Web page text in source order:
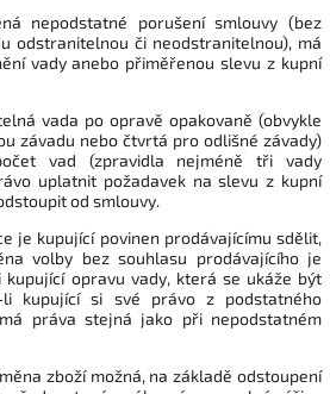
nepodstatné porušení smlouvy (bez
odstranitelnou či neodstranitelnou), má
vady anebo přiměřenou slevu z kupní
vada po opravě opakovaně (obvykle
závadu nebo čtvrtá pro odlišné závady)
vad (zpravidla nejméně tři vady
uplatnit požadavek na slevu z kupní
od smlouvy.
je kupující povinen prodávajícímu sdělit,
volby bez souhlasu prodávajícího je
opravu vady, která se ukáže být
li kupující si své právo z podstatného
práva stejná jako při nepodstatném
zboží možná, na základě odstoupení